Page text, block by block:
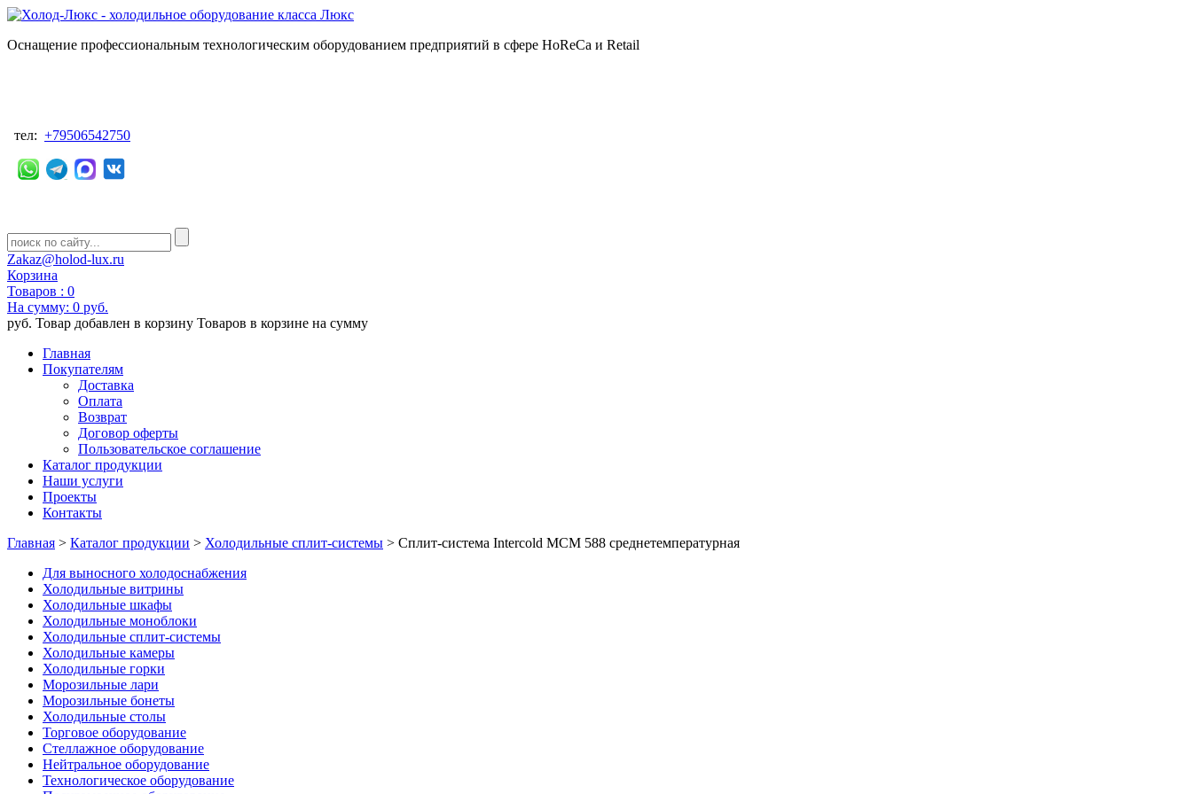
Оснащение профессиональным технологическим оборудованием предприятий в сфере HoReCa и Retail
тел: +79506542750
Zakaz@holod-lux.ru
Корзина
Товаров : 0
На сумму: 0 руб.
руб. Товар добавлен в корзину Товаров в корзине на сумму
Главная
Покупателям
Доставка
Оплата
Возврат
Договор оферты
Пользовательское соглашение
Каталог продукции
Наши услуги
Проекты
Контакты
Главная > Каталог продукции > Холодильные сплит-системы > Сплит-система Intercold МСМ 588 среднетемпературная
Для выносного холодоснабжения
Холодильные витрины
Холодильные шкафы
Холодильные моноблоки
Холодильные сплит-системы
Холодильные камеры
Холодильные горки
Морозильные лари
Морозильные бонеты
Холодильные столы
Торговое оборудование
Стеллажное оборудование
Нейтральное оборудование
Технологическое оборудование